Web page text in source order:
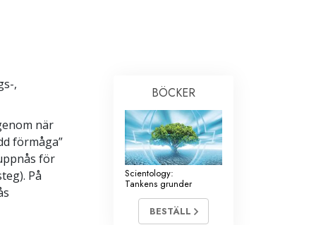
Enade för mänskliga rättigheter
Kommittén för mänskliga rättigheter
Scientologys frivilligpastorer
,
när
förmåga”
för
På
BÖCKER
Scientology:
Tankens grunder
BESTÄLL